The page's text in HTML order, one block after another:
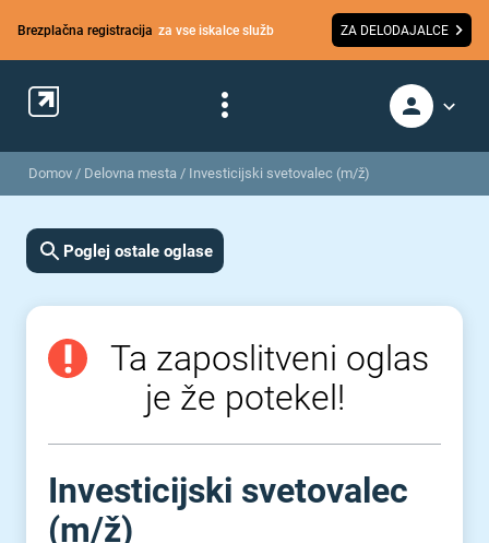
Brezplačna registracija za vse iskalce služb ZA DELODAJALCE
Domov / Delovna mesta / Investicijski svetovalec (m/ž)
Poglej ostale oglase
Ta zaposlitveni oglas
je že potekel!
Investicijski svetovalec
(m⁠/⁠ž)